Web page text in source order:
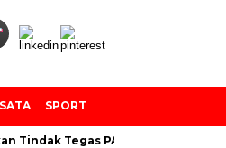
SPORT
Tegas PANTARLIH Yang